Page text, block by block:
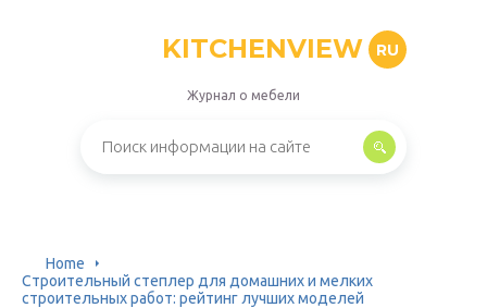
KITCHENVIEW RU
Журнал о мебели
Home
Строительный степлер для домашних и мелких
строительных работ: рейтинг лучших моделей